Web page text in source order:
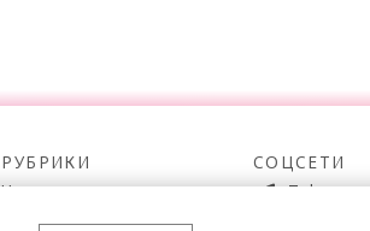
РУБРИКИ
Читать
Смотреть
СОЦСЕТИ
Telegram